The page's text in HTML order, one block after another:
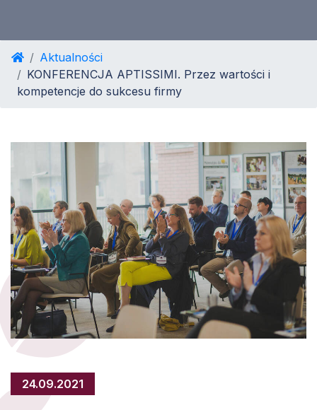
Aktualności
KONFERENCJA APTISSIMI. Przez wartości i
kompetencje do sukcesu firmy
24.09.2021